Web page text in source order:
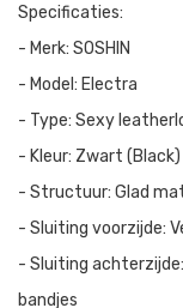
Specificaties:
- Merk: SOSHIN
- Model: Electra
- Type: Sexy
- Kleur: Zwart (Black)
- Structuur: Glad
- Sluiting voorzijde:
- Sluiting
bandjes